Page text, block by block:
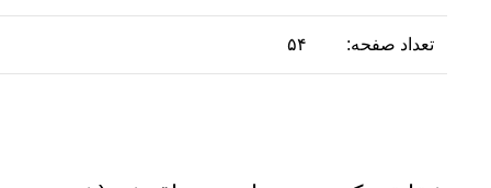
تعداد صفحه: ۵۴